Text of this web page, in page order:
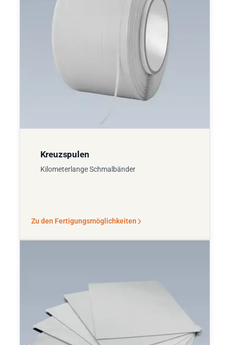
Kreuzspulen
Kilometerlange Schmalbänder
Zu den Fertigungsmöglichkeiten